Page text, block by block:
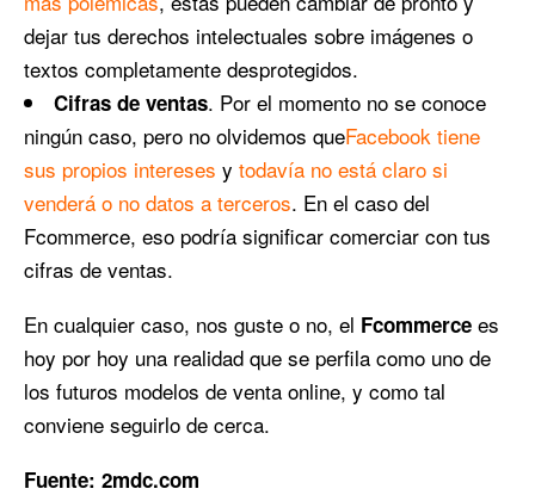
dejar tus derechos intelectuales sobre imágenes o
textos completamente desprotegidos.
Cifras de ventas. Por el momento no se conoce
ningún caso, pero no olvidemos queFacebook tiene
sus propios intereses y todavía no está claro si
venderá o no datos a terceros. En el caso del
Fcommerce, eso podría significar comerciar con tus
cifras de ventas.
En cualquier caso, nos guste o no, el Fcommerce es
hoy por hoy una realidad que se perfila como uno de
los futuros modelos de venta online, y como tal
conviene seguirlo de cerca.
Fuente: 2mdc.com